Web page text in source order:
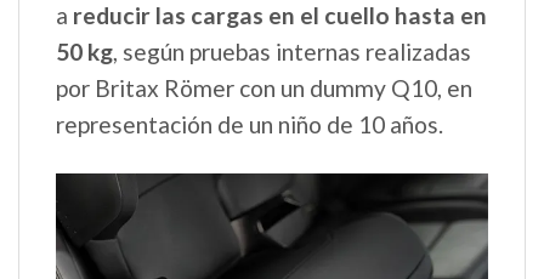
a reducir las cargas en el cuello hasta en
50 kg, según pruebas internas realizadas
por Britax Römer con un dummy Q10, en
representación de un niño de 10 años.